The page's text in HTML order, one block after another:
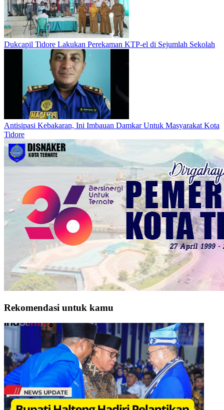
Dukcapil Tidore Lakukan Perekaman KTP-el di Sejumlah Sekolah
Antisipasi Kebakaran, Ini Imbauan Damkar Untuk Masyarakat Kota
Tidore
Rekomendasi untuk kamu